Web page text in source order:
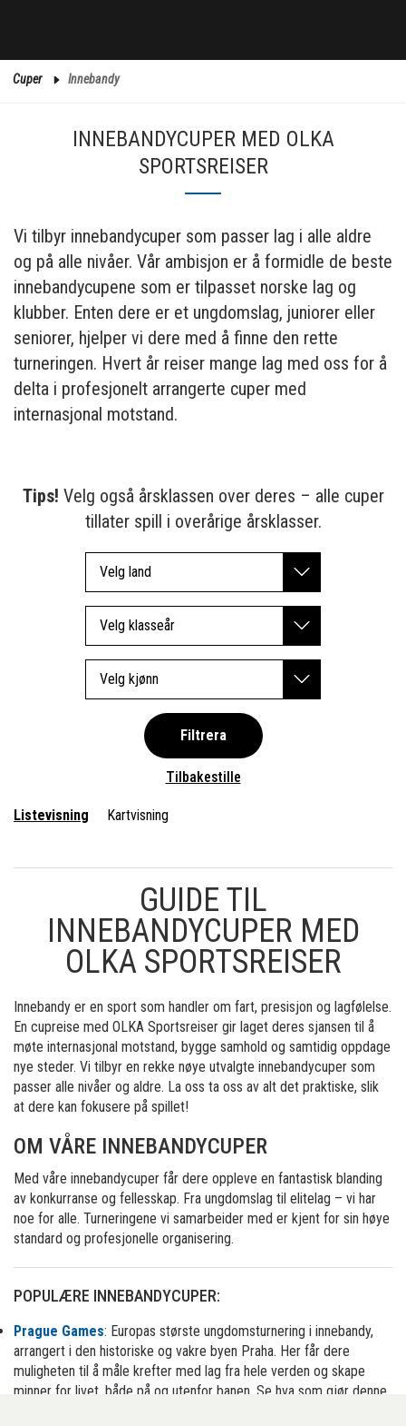
Cuper Innebandy
INNEBANDYCUPER MED OLKA
SPORTSREISER
Vi tilbyr innebandycuper som passer lag i alle aldre
og på alle nivåer. Vår ambisjon er å formidle de beste
innebandycupene som er tilpasset norske lag og
klubber. Enten dere er et ungdomslag, juniorer eller
seniorer, hjelper vi dere med å finne den rette
turneringen. Hvert år reiser mange lag med oss for å
delta i profesjonelt arrangerte cuper med
internasjonal motstand.
Tips! Velg også årsklassen over deres – alle cuper
tillater spill i overårige årsklasser.
Velg land
Velg klasseår
Velg kjønn
Filtrera
Tilbakestille
Listevisning Kartvisning
GUIDE TIL
INNEBANDYCUPER MED
OLKA SPORTSREISER
Innebandy er en sport som handler om fart, presisjon og lagfølelse.
En cupreise med OLKA Sportsreiser gir laget deres sjansen til å
møte internasjonal motstand, bygge samhold og samtidig oppdage
nye steder. Vi tilbyr en rekke nøye utvalgte innebandycuper som
passer alle nivåer og aldre. La oss ta oss av alt det praktiske, slik
at dere kan fokusere på spillet!
OM VÅRE INNEBANDYCUPER
Med våre innebandycuper får dere oppleve en fantastisk blanding
av konkurranse og fellesskap. Fra ungdomslag til elitelag – vi har
noe for alle. Turneringene vi samarbeider med er kjent for sin høye
standard og profesjonelle organisering.
POPULÆRE INNEBANDYCUPER:
Prague Games: Europas største ungdomsturnering i innebandy,
arrangert i den historiske og vakre byen Praha. Her får dere
muligheten til å måle krefter med lag fra hele verden og skape
minner for livet, både på og utenfor banen. Se hva som gjør denne